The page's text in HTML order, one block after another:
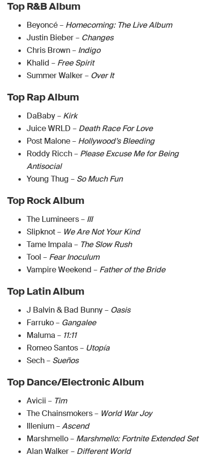
Top R&B Album
Beyoncé – Homecoming: The Live Album
Justin Bieber – Changes
Chris Brown – Indigo
Khalid – Free Spirit
Summer Walker – Over It
Top Rap Album
DaBaby – Kirk
Juice WRLD – Death Race For Love
Post Malone – Hollywood’s Bleeding
Roddy Ricch – Please Excuse Me for Being
Antisocial
Young Thug – So Much Fun
Top Rock Album
The Lumineers – III
Slipknot – We Are Not Your Kind
Tame Impala – The Slow Rush
Tool – Fear Inoculum
Vampire Weekend – Father of the Bride
Top Latin Album
J Balvin & Bad Bunny – Oasis
Farruko – Gangalee
Maluma – 11:11
Romeo Santos – Utopía
Sech – Sueños
Top Dance/Electronic Album
Avicii – Tim
The Chainsmokers – World War Joy
Illenium –Ascend
Marshmello – Marshmello: Fortnite Extended Set
Alan Walker – Different World